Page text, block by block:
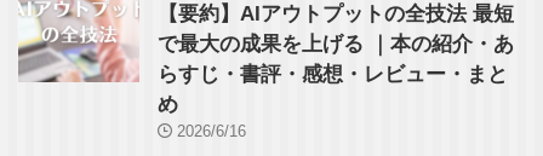
【要約】AIアウトプットの全技法 最短
で最大の成果を上げる ｜本の紹介・あ
らすじ・書評・感想・レビュー・まと
め
2026/6/16